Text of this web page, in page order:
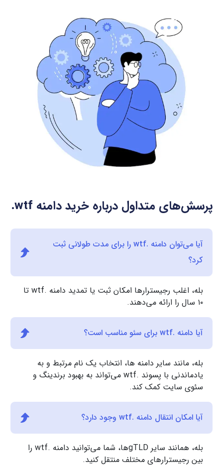
.wtf پرسش‌های متداول درباره خرید دامنه
آیا می‌توان دامنه .wtf را برای مدت طولانی ثبت
کرد؟
بله، اغلب رجیسترارها امکان ثبت یا تمدید دامنه .wtf تا
۱۰ سال را ارائه می‌دهند.
آیا دامنه .wtf برای سئو مناسب است؟
بله، مانند سایر دامنه ها، انتخاب یک نام مرتبط و به
یادماندنی با پسوند .wtf می‌تواند به بهبود برندینگ و
سئوی سایت کمک کند.
آیا امکان انتقال دامنه .wtf وجود دارد؟
بله، همانند سایر gTLDها، شما می‌توانید دامنه .wtf را
بین رجیسترارهای مختلف منتقل کنید.